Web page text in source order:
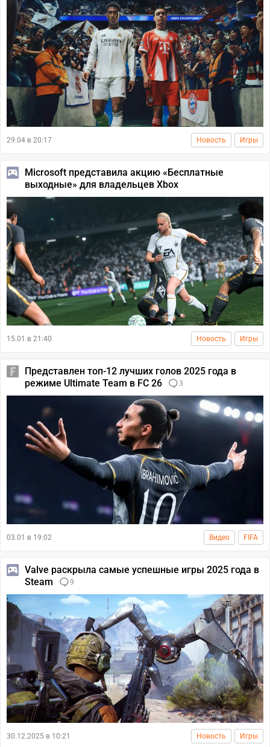
29.04 в 20:17 Новость Игры
Microsoft представила акцию «Бесплатные
выходные» для владельцев Xbox
15.01 в 21:40 Новость Игры
Представлен топ-12 лучших голов 2025 года в
режиме Ultimate Team в FC 26
3
03.01 в 19:02 Видео FIFA
Valve раскрыла самые успешные игры 2025 года в
Steam
9
30.12.2025 в 10:21 Новость Игры